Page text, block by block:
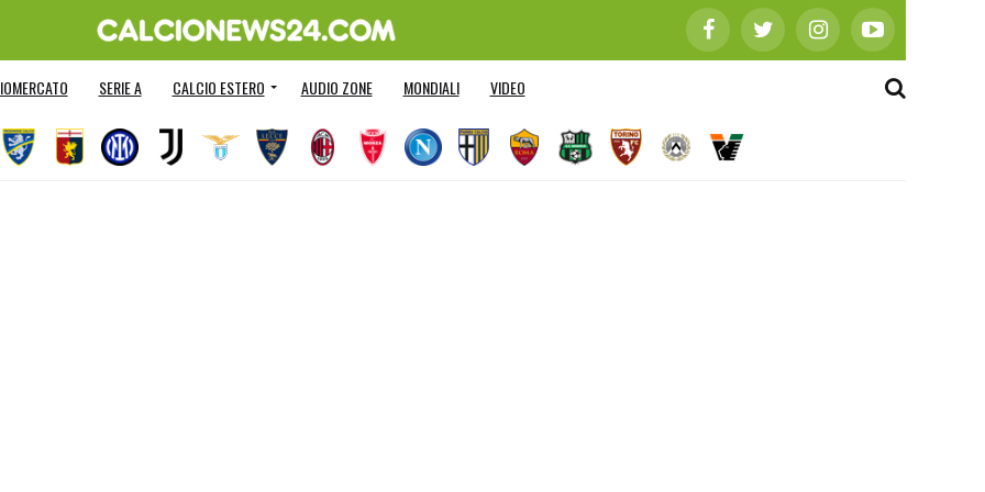
SERIE A CALCIO ESTERO AUDIO ZONE MONDIALI VIDEO